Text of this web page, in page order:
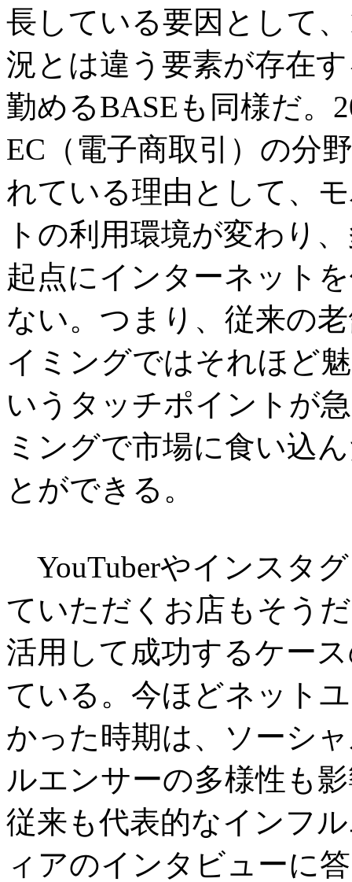
長している要因として
況とは違う要素が存在
勤めるBASEも同様だ。
EC（電子商取引）の分
れている理由として、
トの利用環境が変わり
起点にインターネット
ない。つまり、従来の
イミングではそれほど
いうタッチポイントが
ミングで市場に食い込
とができる。
YouTuberやインスタ
ていただくお店もそう
活用して成功するケー
ている。今ほどネット
かった時期は、ソーシ
ルエンサーの多様性も
従来も代表的なインフ
ィアのインタビューに